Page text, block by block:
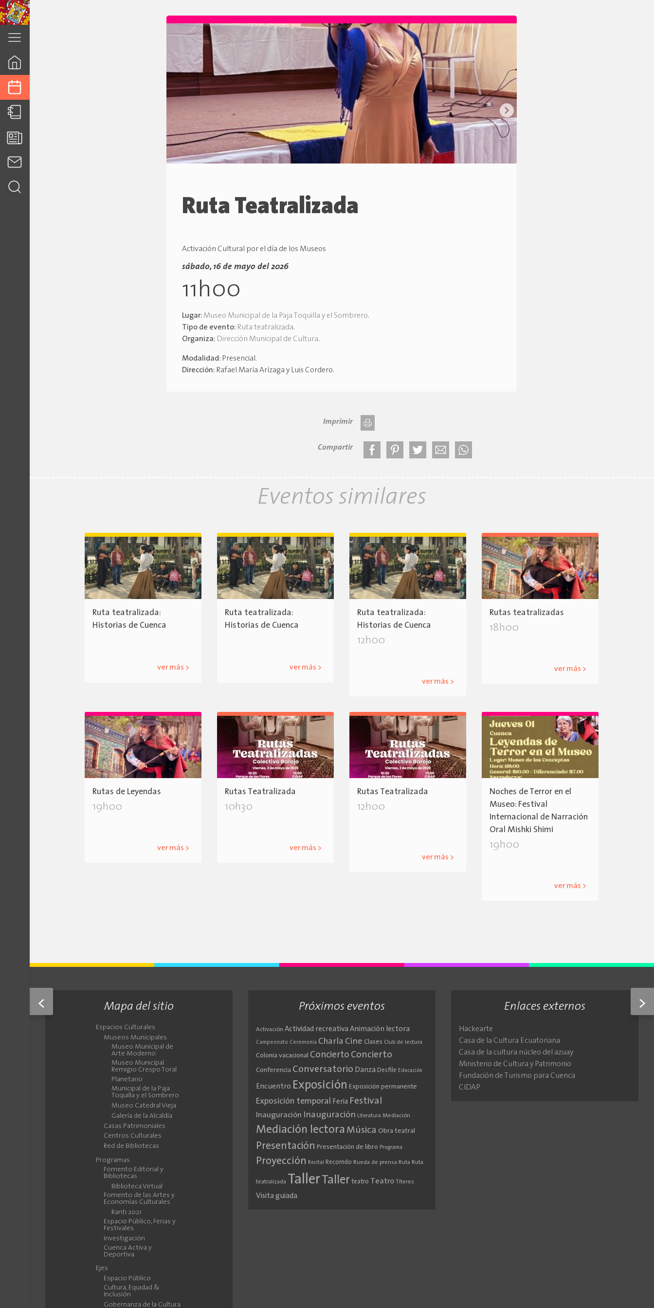
Ruta Teatralizada
Activación Cultural por el día de los Museos
sábado, 16 de mayo del 2026
11h00
Lugar: Museo Municipal de la Paja Toquilla y el Sombrero.
Tipo de evento: Ruta teatralizada.
Organiza: Dirección Municipal de Cultura.
Modalidad: Presencial.
Dirección: Rafael María Arízaga y Luis Cordero.
Imprimir
Compartir
< >
Eventos similares
Ruta teatralizada:
Historias de Cuenca
ver más >
Ruta teatralizada:
Historias de Cuenca
ver más >
Ruta teatralizada:
Historias de Cuenca
12h00
ver más >
Rutas teatralizadas
18h00
ver más >
Rutas de Leyendas
19h00
ver más >
Rutas Teatralizada
10h30
ver más >
Rutas Teatralizada
12h00
ver más >
Noches de Terror en el
Museo: Festival
Internacional de Narración
Oral Mishki Shimi
19h00
ver más >
Mapa del sitio
Espacios Culturales
Museos Municipales
Museo Municipal de
Arte Moderno
Museo Municipal
Remigio Crespo Toral
Planetario
Municipal de la Paja
Toquilla y el Sombrero
Museo Catedral Vieja
Galería de la Alcaldía
Casas Patrimoniales
Centros Culturales
Red de Bibliotecas
Programas
Fomento Editorial y
Bibliotecas
Biblioteca Virtual
Fomento de las Artes y
Economías Culturales
Ranti 2021
Espacio Público, Ferias y
Festivales
Investigación
Cuenca Activa y
Deportiva
Ejes
Espacio Público
Cultura, Equidad &
Inclusión
Gobernanza de la Cultura
Próximos eventos
Activación Actividad recreativa Animación lectora
Campeonato Ceremonia Charla Cine Clases Club de lectura
Colonia vacacional Concierto Concierto
Conferencia Conversatorio Danza Desfile Educación
Encuentro Exposición Exposición permanente
Exposición temporal Feria Festival
Inauguración Inauguración Literatura Mediación
Mediación lectora Música Obra teatral
Presentación Presentación de libro Programa
Proyección Recital Recorrido Rueda de prensa Ruta Ruta
teatralizada Taller Taller teatro Teatro Títeres
Visita guiada
Enlaces externos
Hackearte
Casa de la Cultura Ecuatoriana
Casa de la cultura núcleo del azuay
Ministerio de Cultura y Patrimonio
Fundación de Turismo para Cuenca
CIDAP